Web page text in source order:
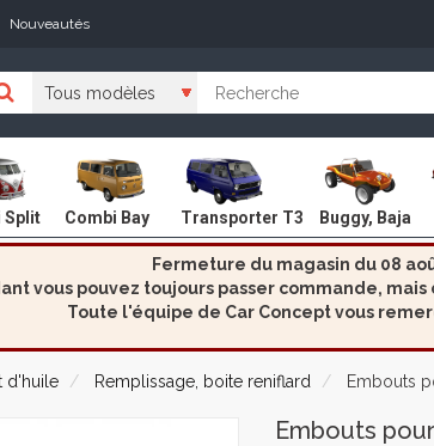
Nouveautés
Split Combi Bay Transporter T3 Buggy, Baja
Fermeture du magasin du 08
vous pouvez toujours passer commande,
Toute l'équipe de Car Concept vous
d'huile Remplissage, boite reniflard Embouts
Embouts